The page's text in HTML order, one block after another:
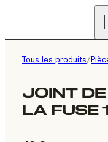
Tous les produits/
JOINT
LA FUSE